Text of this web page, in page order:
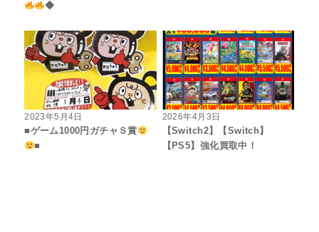
◆
2023年5月4日
■ゲーム1000円ガチャＳ賞
■
2026年4月3日
【Switch2】【Switch】
【PS5】強化買取中！